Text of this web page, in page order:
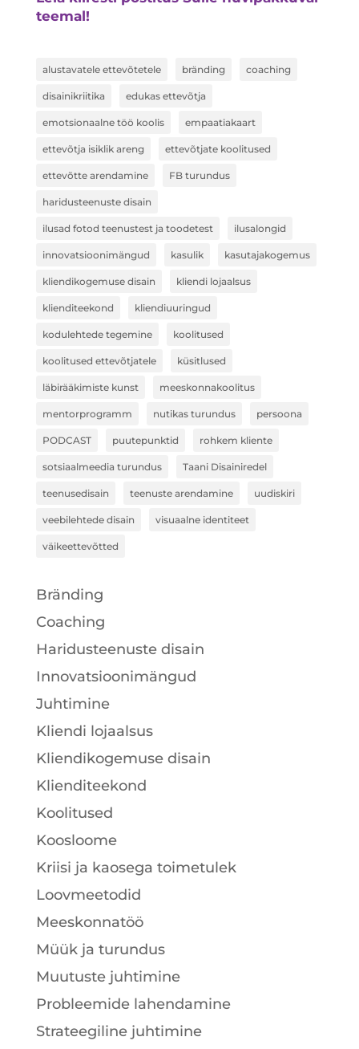
teemal!
alustavatele ettevõtetele bränding coaching
disainikriitika edukas ettevõtja
emotsionaalne töö koolis empaatiakaart
ettevõtja isiklik areng ettevõtjate koolitused
ettevõtte arendamine FB turundus
haridusteenuste disain
ilusad fotod teenustest ja toodetest ilusalongid
innovatsioonimängud kasulik kasutajakogemus
kliendikogemuse disain kliendi lojaalsus
klienditeekond kliendiuuringud
kodulehtede tegemine koolitused
koolitused ettevõtjatele küsitlused
läbirääkimiste kunst meeskonnakoolitus
mentorprogramm nutikas turundus persoona
PODCAST puutepunktid rohkem kliente
sotsiaalmeedia turundus Taani Disainiredel
teenusedisain teenuste arendamine uudiskiri
veebilehtede disain visuaalne identiteet
väikeettevõtted
Bränding
Coaching
Haridusteenuste disain
Innovatsioonimängud
Juhtimine
Kliendi lojaalsus
Kliendikogemuse disain
Klienditeekond
Koolitused
Koosloome
Kriisi ja kaosega toimetulek
Loovmeetodid
Meeskonnatöö
Müük ja turundus
Muutuste juhtimine
Probleemide lahendamine
Strateegiline juhtimine